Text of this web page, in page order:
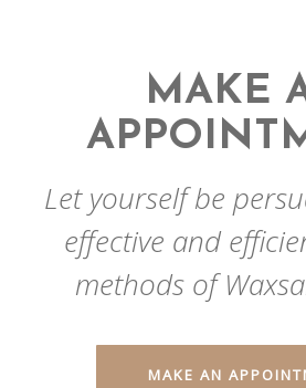
MAKE
Let yourself be
effective and
methods of
MAKE AN